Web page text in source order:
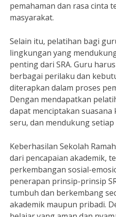
pemahaman dan rasa cinta
masyarakat.
Selain itu, pelatihan bagi
lingkungan yang
penting dari SRA. Guru
berbagai perilaku dan
diterapkan dalam proses
Dengan mendapatkan
dapat menciptakan
seru, dan mendukung setiap
Keberhasilan Sekolah
dari pencapaian akademik,
perkembangan sosial-
penerapan prinsip-prinsip
tumbuh dan berkembang
akademik maupun pribadi.